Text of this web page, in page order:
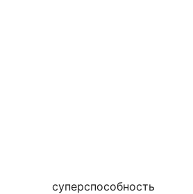
суперспособность